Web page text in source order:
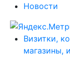
Новости
Визитки,
магазины,